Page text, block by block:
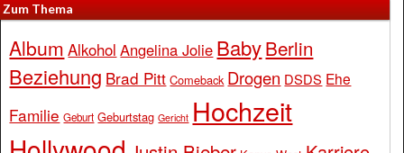
Zum Thema
Album Alkohol Angelina Jolie BabyBerlin
Beziehung Brad Pitt Comeback Drogen DSDS Ehe
Familie Geburt Geburtstag Gericht Hochzeit